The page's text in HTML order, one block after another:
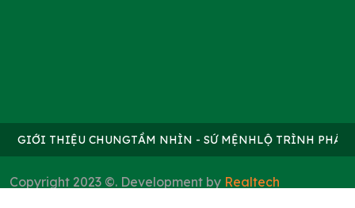
GIỚI THIỆU CHUNGTẦM NHÌN - SỨ MỆNHLỘ TRÌNH PHÁT
Copyright 2023 ©. Development by Realtech